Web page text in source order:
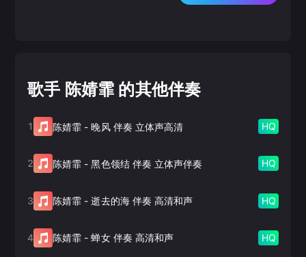
歌手 陈婧霏 的其他伴奏
1 陈婧霏 -晚风 伴奏 立体声高清 HQ
2 陈婧霏 -黑色领结 伴奏 立体声伴奏 HQ
3 陈婧霏 -逝去的海 伴奏 高清和声 HQ
4 陈婧霏 -蝉女 伴奏 高清和声 HQ